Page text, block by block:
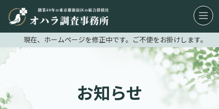
テ
へ
キ
ッ
ゲ
ョ
に
移
現在、ホームページを修正中です。ご不便をお掛けします。
お知らせ